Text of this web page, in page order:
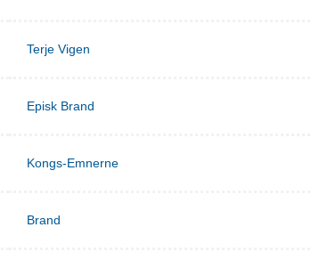
Terje Vigen
Episk Brand
Kongs-Emnerne
Brand